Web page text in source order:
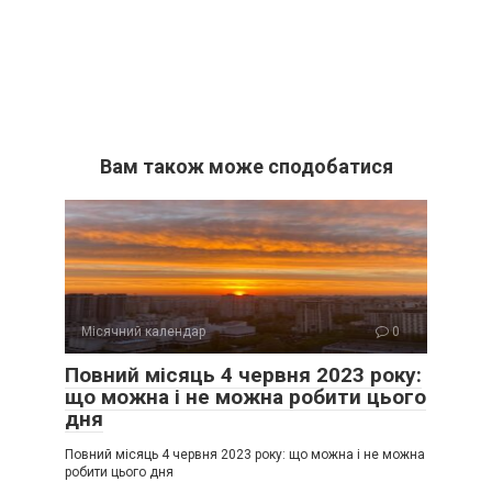
Вам також може сподобатися
Місячний календар 0
Повний місяць 4 червня 2023 року:
що можна і не можна робити цього
дня
Повний місяць 4 червня 2023 року: що можна і не можна
робити цього дня